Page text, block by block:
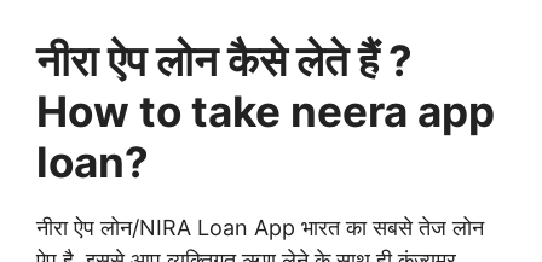
नीरा ऐप लोन कैसे लेते हैं ?
How to take neera app
loan?
नीरा ऐप लोन/NIRA Loan App भारत का सबसे तेज लोन